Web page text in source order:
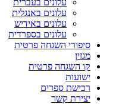
עלונים בעברית
עלונים באנגלית
עלונים באידיש
עלונים בספרדית
סיפורי השגחה פרטית
מגזין
קו השגחה פרטית
ישועות
רכישת ספרים
יצירת קשר